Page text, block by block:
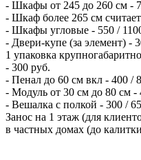
- Шкафы от 245 до 260 см -
- Шкаф более 265 см
- Шкафы угловые - 550 /
- Двери-купе (за элемент) -
1 упаковка
- 300 руб.
- Пенал до 60 см вкл - 400 /
- Модуль от 30 см до 80 см -
- Вешалка с полкой - 300 /
Занос на 1 этаж (для
в частных домах (до